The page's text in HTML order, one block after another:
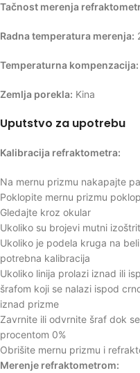
Tačnost merenja
Radna temperatura merenja:
Temperaturna kompenzacija:
Zemlja porekla: Kina
Uputstvo za upotrebu
Kalibracija refraktometra:
Na mernu prizmu nakapajte
Poklopite mernu prizmu
Gledajte kroz okular
Ukoliko su brojevi mutni
Ukoliko je podela kruga na
potrebna kalibracija
Ukoliko linija prolazi iznad ili
šrafom koji se nalazi ispod
iznad prizme
Zavrnite ili odvrnite šraf dok
procentom 0%
Obrišite mernu prizmu i
Merenje refraktometrom: